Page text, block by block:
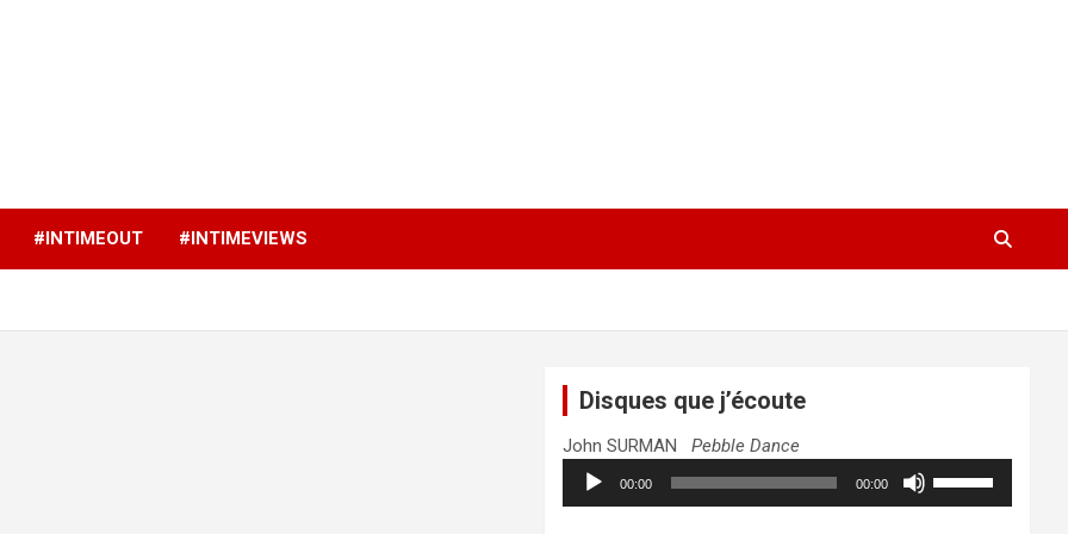
#INTIMEOUT #INTIMEVIEWS
Disques que j’écoute
John SURMANPebble Dance
Lecteur
audio
00:00 00:00